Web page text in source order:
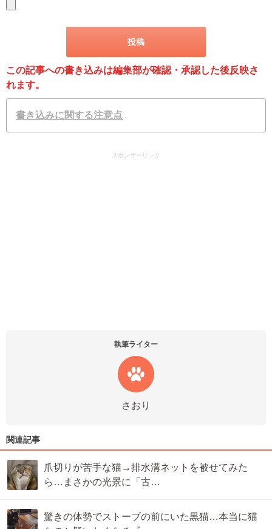
この記事への書き込みは編集部が確認・承認した後反映さ
れます。
書き込みに関する注意点
スポンサーリンク
執筆ライター
さおり
関連記事
爪切りが苦手な猫→排水溝ネットを被せてみた
ら…まさかの光景に「古…
驚きの体勢でストーブの前にいた黒猫…本当に猫